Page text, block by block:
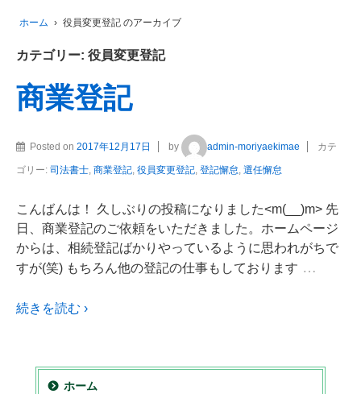
ホーム › 役員変更登記 のアーカイブ
カテゴリー: 役員変更登記
商業登記
Posted on 2017年12月17日 by admin-moriyaekimae カテ
ゴリー: 司法書士 商業登記 役員変更登記 登記懈怠 選任懈怠
こんばんは！ 久しぶりの投稿になりました<m(__)m> 先
日、商業登記のご依頼をいただきました。ホームページ
からは、相続登記ばかりやっているように思われがちで
すが(笑) もちろん他の登記の仕事もしております …
続きを読む ›
ホーム